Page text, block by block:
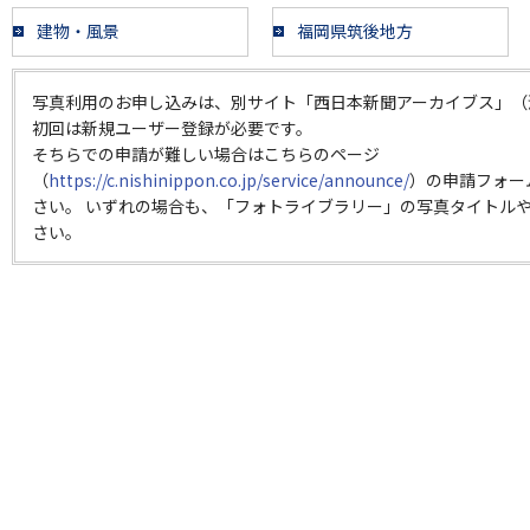
建物・風景 福岡県筑後地方
写真利用のお申し込みは、別サイト「西日本新聞アーカイブス」
初回は新規ユーザー登録が必要です。
そちらでの申請が難しい場合はこちらのページ
（https://c.nishinippon.co.jp/service/announce/）の申請フォ
さい。 いずれの場合も、「フォトライブラリー」の写真タイトル
さい。